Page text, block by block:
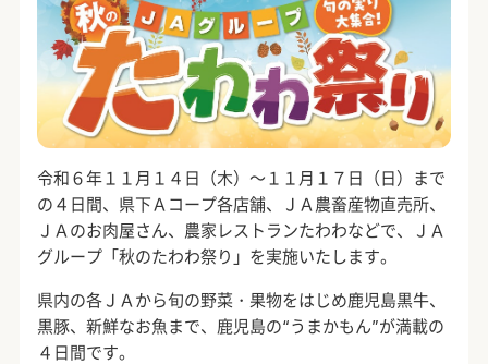
令和６年１１月１４日（木）～１１月１７日（日）まで
の４日間、県下Ａコープ各店舗、ＪＡ農畜産物直売所、
ＪＡのお肉屋さん、農家レストランたわわなどで、ＪＡ
グループ「秋のたわわ祭り」を実施いたします。
県内の各ＪＡから旬の野菜・果物をはじめ鹿児島黒牛、
黒豚、新鮮なお魚まで、鹿児島の“うまかもん”が満載の
４日間です。